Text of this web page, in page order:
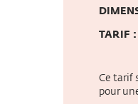
TARIF :
Ce tarif
pour